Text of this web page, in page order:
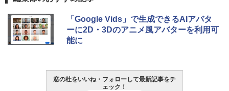
「Google Vids」で生成できるAIアバタ
ーに2D・3Dのアニメ風アバターを利用可
能に
窓の杜をいいね・フォローして最新記事をチ
ェック！